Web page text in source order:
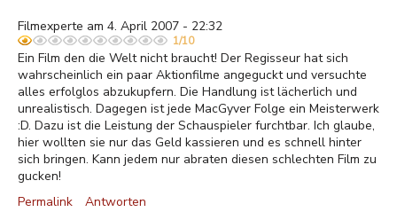
Filmexperte am 4. April 2007 - 22:32
1/10
Ein Film den die Welt nicht braucht! Der Regisseur hat sich
wahrscheinlich ein paar Aktionfilme angeguckt und versuchte
alles erfolglos abzukupfern. Die Handlung ist lächerlich und
unrealistisch. Dagegen ist jede MacGyver Folge ein Meisterwerk
:D. Dazu ist die Leistung der Schauspieler furchtbar. Ich glaube,
hier wollten sie nur das Geld kassieren und es schnell hinter
sich bringen. Kann jedem nur abraten diesen schlechten Film zu
gucken!
Permalink
Antworten